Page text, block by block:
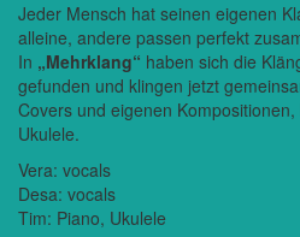
Jeder Mensch hat seinen eigenen
alleine, andere passen perfekt
In „Mehrklang“ haben sich die
gefunden und klingen jetzt
Covers und eigenen
Ukulele.
Vera: vocals
Desa: vocals
Tim: Piano, Ukulele